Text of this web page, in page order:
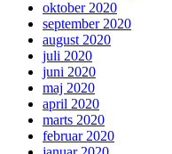
oktober 2020
september 2020
august 2020
juli 2020
juni 2020
maj 2020
april 2020
marts 2020
februar 2020